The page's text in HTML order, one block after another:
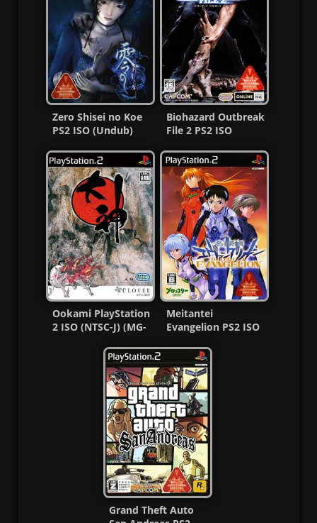
Zero Shisei no Koe
PS2 ISO (Undub)
Biohazard Outbreak
File 2 PS2 ISO
Ookami PlayStation
2 ISO (NTSC-J) (MG-
Meitantei
Evangelion PS2 ISO
Grand Theft Auto